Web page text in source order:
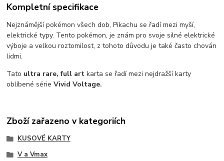
Kompletní specifikace
Nejznámější pokémon všech dob, Pikachu se řadí mezi myší,
elektrické typy. Tento pokémon, je znám pro svoje silné elektrické
výboje a velkou roztomilost, z tohoto důvodu je také často chován
lidmi.
Tato ultra rare, full art karta se řadí mezi nejdražší karty
oblíbené sérieVivid Voltage.
Zboží zařazeno v kategoriích
KUSOVÉ KARTY
V a Vmax